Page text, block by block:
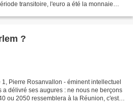
transitoire, l'euro a été la monnaie
?
1, Pierre Rosanvallon - éminent intellectuel
a délivré ses augures : ne nous ne berçons
ou 2050 ressemblera à la Réunion, c'est-